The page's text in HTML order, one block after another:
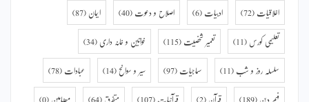
اخلاقیات (72) ادبیات (6) اصلاح و دعوت (40) ایمان (87)
تعلیمی کورس (11) تعمیر شخصیت (115) خواتین و خانہ داری (34)
سلسلہ روز و شب (11) سماجیات (97) سیر و سوانح (14) عبادات (78)
فہم دین (189) قرآن (2) قرآنیات (107) متفرق (64) مضامین (0)